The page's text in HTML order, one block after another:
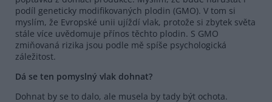
podíl geneticky modifikovaných plodin (GMO). V tom si
myslím, že Evropské unii ujíždí vlak, protože si zbytek světa
stále více uvědomuje přínos těchto plodin. S GMO
zmiňovaná rizika jsou podle mě spíše psychologická
záležitost.
Dá se ten pomyslný vlak dohnat?
Dohnat by se to dalo, ale musela by tady být ochota.